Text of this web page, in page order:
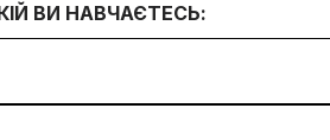
ВИ НАВЧАЄТЕСЬ: